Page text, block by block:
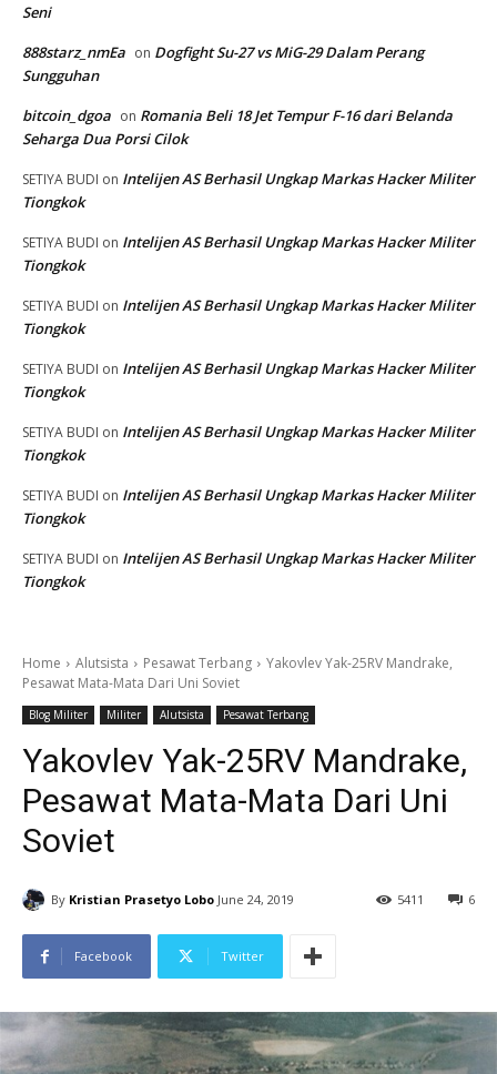
Seni
888starz_nmEa on Dogfight Su-27 vs MiG-29 Dalam Perang
Sungguhan
bitcoin_dgoa on Romania Beli 18 Jet Tempur F-16 dari Belanda
Seharga Dua Porsi Cilok
SETIYA BUDI on Intelijen AS Berhasil Ungkap Markas Hacker Militer
Tiongkok
SETIYA BUDI on Intelijen AS Berhasil Ungkap Markas Hacker Militer
Tiongkok
SETIYA BUDI on Intelijen AS Berhasil Ungkap Markas Hacker Militer
Tiongkok
SETIYA BUDI on Intelijen AS Berhasil Ungkap Markas Hacker Militer
Tiongkok
SETIYA BUDI on Intelijen AS Berhasil Ungkap Markas Hacker Militer
Tiongkok
SETIYA BUDI on Intelijen AS Berhasil Ungkap Markas Hacker Militer
Tiongkok
SETIYA BUDI on Intelijen AS Berhasil Ungkap Markas Hacker Militer
Tiongkok